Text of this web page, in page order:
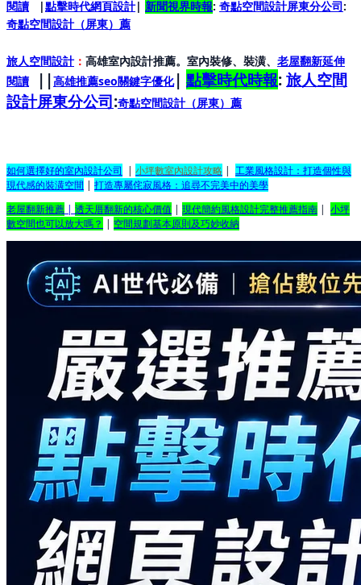
閱讀 |點擊時代網頁設計| 新聞視界時報: 奇點空間設計屏東分公司:
奇點空間設計（屏東） 薦
旅人空間設計： 高雄室內設計推薦。室內裝修、裝潢、 老屋翻新延伸
閱讀
||高雄推薦seo關鍵字優化| 點擊時代時報: 旅人空間
設計屏東分公司:奇點空間設計（屏東） 薦
如何選擇好的室內設計公司 | 小坪數室內設計攻略 | 工業風格設計：打造個性與
現代感的裝潢空間 | 打造專屬侘寂風格：追尋不完美中的美學
老屋翻新推薦 | 透天厝翻新的核心價值 | 現代簡約風格設計完整推薦指南 | 小坪
數空間也可以放大嗎？ | 空間規劃基本原則及巧妙收納